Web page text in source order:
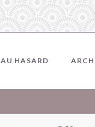
AU HASARD